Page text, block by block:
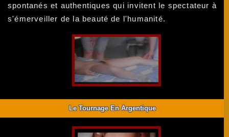
spontanés et authentiques qui invitent le spectateur à
s'émerveiller de la beauté de l'humanité.
Le Tournage En Argentique